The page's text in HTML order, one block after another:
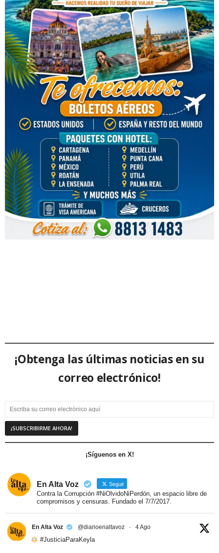
¡Obtenga las últimas noticias en su
correo electrónico!
¡Síguenos en X!
En Alta Voz Seguir
Contra la Corrupción #NiOlvidoNiPerdón, un espacio libre de
compromisos y censuras. Fundado el 7/7/2017.
En Alta Voz @diarioenaltavoz · 4 Ago
#JusticiaParaKeyla